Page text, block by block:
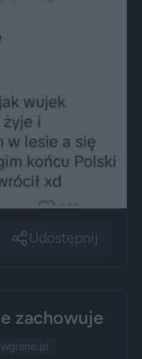
Udostępnij
zachowuje
wgrane.pl